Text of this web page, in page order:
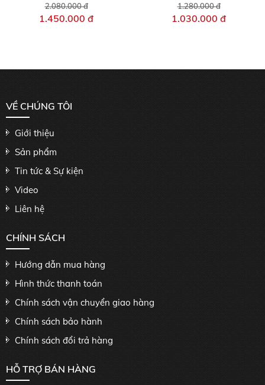
2.080.000 đ
1.450.000 đ
1.280.000 đ
1.030.000 đ
VỀ CHÚNG TÔI
Giới thiệu
Sản phẩm
Tin tức & Sự kiện
Video
Liên hệ
CHÍNH SÁCH
Hướng dẫn mua hàng
Hình thức thanh toán
Chính sách vận chuyển giao hàng
Chính sách bảo hành
Chính sách đổi trả hàng
HỖ TRỢ BÁN HÀNG